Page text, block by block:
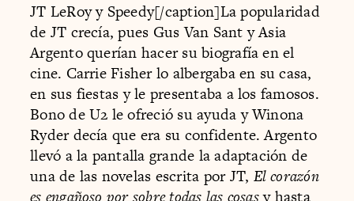
JT LeRoy y Speedy[/caption]La popularidad
de JT crecía, pues Gus Van Sant y Asia
Argento querían hacer su biografía en el
cine. Carrie Fisher lo albergaba en su casa,
en sus fiestas y le presentaba a los famosos.
Bono de U2 le ofreció su ayuda y Winona
Ryder decía que era su confidente. Argento
llevó a la pantalla grande la adaptación de
una de las novelas escrita por JT, El corazón